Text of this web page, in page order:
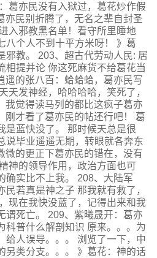
葛亦民没有入狱过，葛花炒作假
亦民别折腾了，无名之辈自封圣
入邪教黑名单！看守所里睡地
八个人不到十平方米呀！ 》葛
邪教。 203、超古代劳动人民: 居
相提并论 你这死麻货不给葛花当
遥的张八百：蛤蛤蛤，葛亦民写
天发神经，哈哈哈哈，笑死了，
我觉得读马列的都比这疯子葛亦
刚才看了葛亦民的帖还行吧！ 葛
是蓝快没了。 那时候天总是很
说毕业遥遥无期，转眼就各奔东
微的更正下葛亦民的错在，没有
神的领导作用，政治方面也可
确实比不上我。 208、大陆军
民若真是神之子 那我就有救了，
现在我快没蓝了，记得出来和我
谓死亡。 209、紫曦晟开：葛亦
科普什么解剖知识 原来。。。为
给人误导。。。 浏览了一下，中
另类分支。。。 》葛花：神的话